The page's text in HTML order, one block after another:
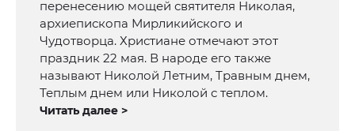
перенесению мощей святителя Николая,
архиепископа Мирликийского и
Чудотворца. Христиане отмечают этот
праздник 22 мая. В народе его также
называют Николой Летним, Травным днем,
Теплым днем или Николой с теплом.
Читать далее >